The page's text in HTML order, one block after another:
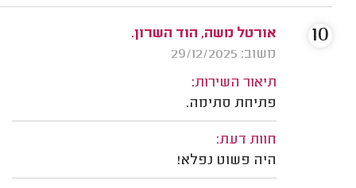
אורטל משה, הוד השרון.
משוב: 29/12/2025
תיאור השירות:
פתיחת סתימה.
חוות דעת:
היה פשוט נפלא!
10